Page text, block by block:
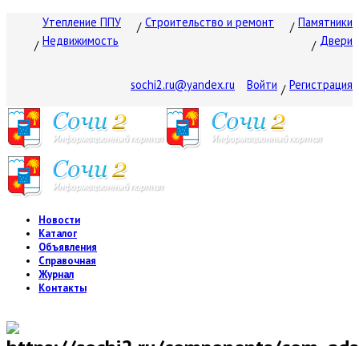
Утепление ППУ Строительство и ремонт
Памятники
Недвижимость
Двери
sochi2.ru@yandex.ru Войти Регистрация
Новости
Каталог
Объявления
Справочная
Журнал
Контакты